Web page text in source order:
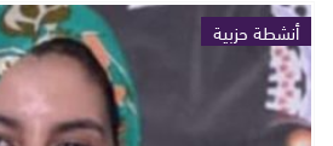
أنشطة حزبية